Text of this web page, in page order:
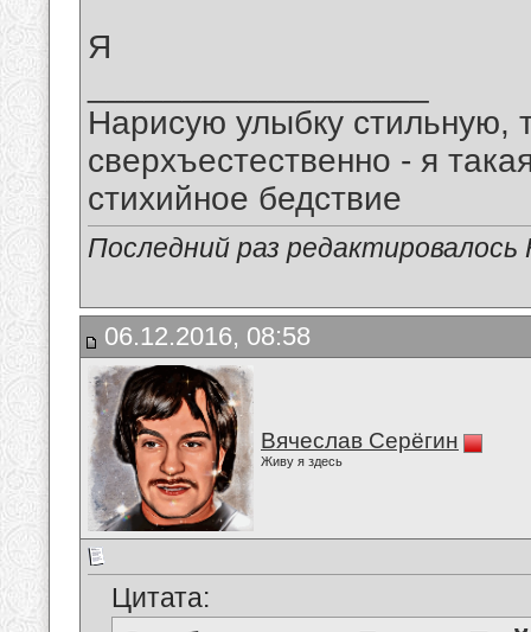
Я
Нарисую улыбку стильную,
сверхъестественно - я
стихийное бедствие
Последний раз
06.12.2016, 08:58
Вячеслав Серёгин
Живу я здесь
Цитата: